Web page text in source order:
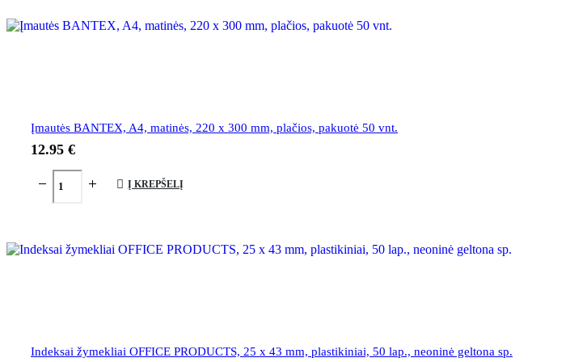
Įmautės BANTEX, A4, matinės, 220 x 300 mm, plačios, pakuotė 50 vnt.
12.95 €
Į KREPŠELĮ
Indeksai žymekliai OFFICE PRODUCTS, 25 x 43 mm, plastikiniai, 50 lap., neoninė geltona sp.